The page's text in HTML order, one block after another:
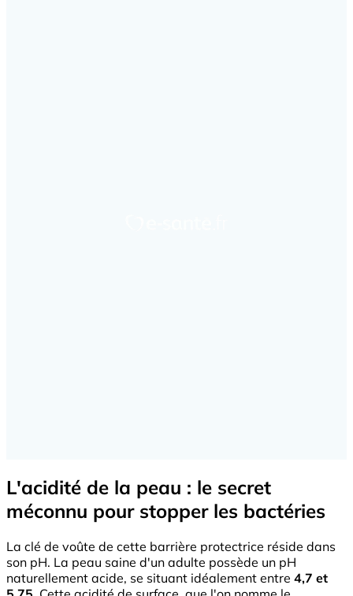
L'acidité de la peau : le secret
méconnu pour stopper les bactéries
La clé de voûte de cette barrière protectrice réside dans
son pH. La peau saine d'un adulte possède un pH
naturellement acide, se situant idéalement entre 4,7 et